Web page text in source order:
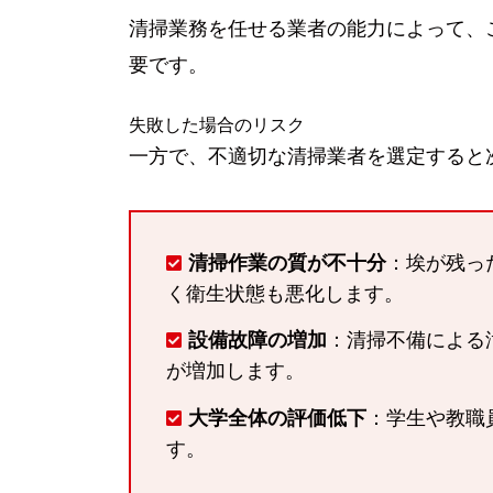
清掃業務を任せる業者の能力によって
要です。
失敗した場合のリスク
一方で、不適切な清掃業者を選定する
清掃作業の質が不十分：埃が残っ
く衛生状態も悪化します。
設備故障の増加 ：清掃不備によ
が増加します。
大学全体の評価低下 ：学生や教
す。